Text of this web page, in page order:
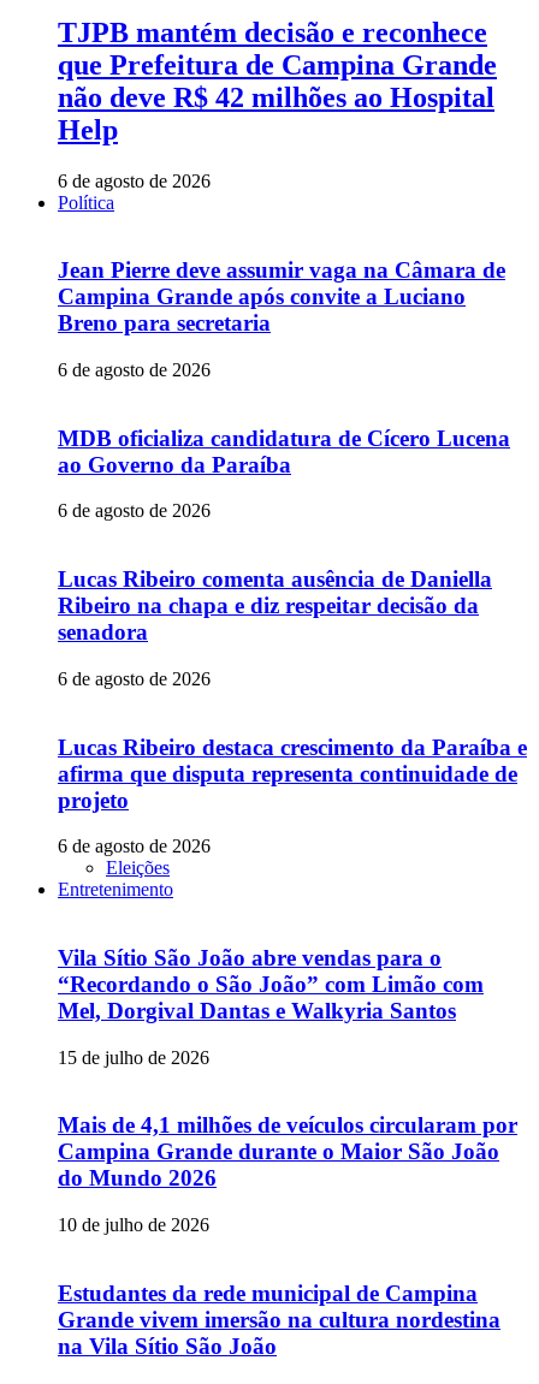
TJPB mantém decisão e reconhece
que Prefeitura de Campina Grande
não deve R$ 42 milhões ao Hospital
Help
6 de agosto de 2026
Política
Jean Pierre deve assumir vaga na Câmara de
Campina Grande após convite a Luciano
Breno para secretaria
6 de agosto de 2026
MDB oficializa candidatura de Cícero Lucena
ao Governo da Paraíba
6 de agosto de 2026
Lucas Ribeiro comenta ausência de Daniella
Ribeiro na chapa e diz respeitar decisão da
senadora
6 de agosto de 2026
Lucas Ribeiro destaca crescimento da Paraíba e
afirma que disputa representa continuidade de
projeto
6 de agosto de 2026
Eleições
Entretenimento
Vila Sítio São João abre vendas para o
“Recordando o São João” com Limão com
Mel, Dorgival Dantas e Walkyria Santos
15 de julho de 2026
Mais de 4,1 milhões de veículos circularam por
Campina Grande durante o Maior São João
do Mundo 2026
10 de julho de 2026
Estudantes da rede municipal de Campina
Grande vivem imersão na cultura nordestina
na Vila Sítio São João